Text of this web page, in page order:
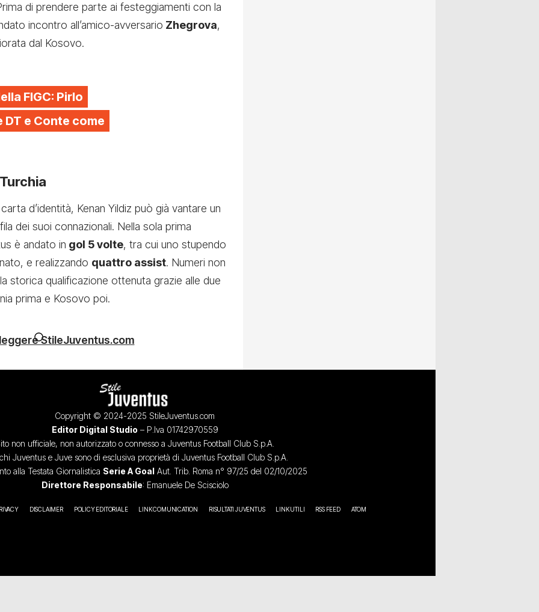
di prendere parte ai festeggiamenti con la
incontro all’amico-avversario Zhegrova,
dal Kosovo.
FIGC: Pirlo
e Conte come
d’identità, Kenan Yildiz può già vantare un
dei suoi connazionali. Nella sola prima
è andato in gol 5 volte, tra cui uno stupendo
e realizzando quattro assist. Numeri non
storica qualificazione ottenuta grazie alle due
prima e Kosovo poi.
StileJuventus.com
Copyright © 2024-2025 StileJuventus.com
Editor Digital Studio – P.Iva 01742970559
non ufficiale, non autorizzato o connesso a Juventus Football Club S.p.A.
Juventus e Juve sono di esclusiva proprietà di Juventus Football Club S.p.A.
alla Testata Giornalistica Serie A GoalAut. Trib. Roma n° 97/25 del 02/10/2025
Direttore Responsabile: Emanuele De Scisciolo
DISCLAIMER POLICY EDITORIALE LINK COMUNICATION RISULTATI JUVENTUS LINK UTILI RSS FEED ATOM